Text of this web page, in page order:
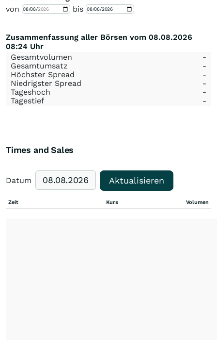
von
bis
Zusammenfassung aller Börsen vom 08.08.2026
08:24 Uhr
Gesamtvolumen
-
Gesamtumsatz
-
Höchster Spread
-
Niedrigster Spread
-
Tageshoch
-
Tagestief
-
Times and Sales
Datum Aktualisieren
Zeit Kurs Volumen